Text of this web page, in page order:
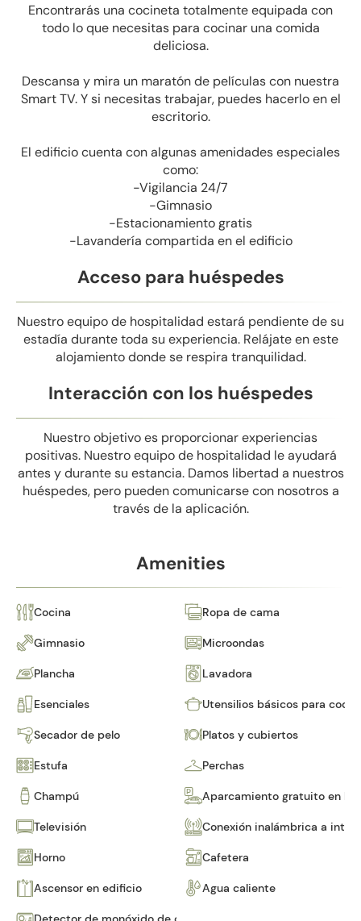
Encontrarás una cocineta totalmente equipada con
todo lo que necesitas para cocinar una comida
deliciosa.
Descansa y mira un maratón de películas con nuestra
Smart TV. Y si necesitas trabajar, puedes hacerlo en el
escritorio.
El edificio cuenta con algunas amenidades especiales
como:
-Vigilancia 24/7
-Gimnasio
-Estacionamiento gratis
-Lavandería compartida en el edificio
Acceso para huéspedes
Nuestro equipo de hospitalidad estará pendiente de su
estadía durante toda su experiencia. Relájate en este
alojamiento donde se respira tranquilidad.
Interacción con los huéspedes
Nuestro objetivo es proporcionar experiencias
positivas. Nuestro equipo de hospitalidad le ayudará
antes y durante su estancia. Damos libertad a nuestros
huéspedes, pero pueden comunicarse con nosotros a
través de la aplicación.
Amenities
Cocina Ropa de cama
Gimnasio Microondas
Plancha Lavadora
Esenciales Utensilios básicos para
Secador de pelo Platos y cubiertos
Estufa Perchas
Champú Aparcamiento gratuito en
Televisión Conexión inalámbrica a
Horno Cafetera
Ascensor en edificio Agua caliente